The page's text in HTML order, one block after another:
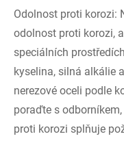
Odolnost proti korozi:
odolnost proti korozi,
speciálních
kyselina, silná alkálie
nerezové oceli podle
poraďte s
proti korozi splňuje